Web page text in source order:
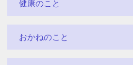
健康のこと
おかねのこと